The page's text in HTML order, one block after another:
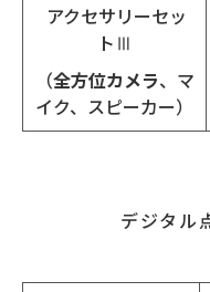
アクセサリーセッ
トⅢ
（全方位カメラ、マ
イク、スピーカー）
デジタル